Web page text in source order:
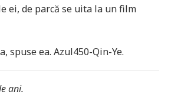
ei, de parcă se uita la un film
spuse ea. Azul450-Qin-Ye.
ani.